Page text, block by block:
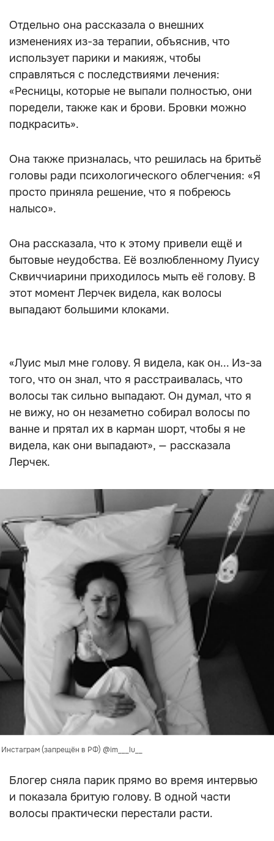
Отдельно она рассказала о внешних
изменениях из-за терапии, объяснив, что
использует парики и макияж, чтобы
справляться с последствиями лечения:
«Ресницы, которые не выпали полностью, они
поредели, также как и брови. Бровки можно
подкрасить».
Она также призналась, что решилась на бритьё
головы ради психологического облегчения: «Я
просто приняла решение, что я побреюсь
налысо».
Она рассказала, что к этому привели ещё и
бытовые неудобства. Её возлюбленному Луису
Сквиччиарини приходилось мыть её голову. В
этот момент Лерчек видела, как волосы
выпадают большими клоками.
«Луис мыл мне голову. Я видела, как он... Из-за
того, что он знал, что я расстраивалась, что
волосы так сильно выпадают. Он думал, что я
не вижу, но он незаметно собирал волосы по
ванне и прятал их в карман шорт, чтобы я не
видела, как они выпадают», — рассказала
Лерчек.
(запрещён в РФ) @im___lu__
Блогер сняла парик прямо во время интервью
и показала бритую голову. В одной части
волосы практически перестали расти.